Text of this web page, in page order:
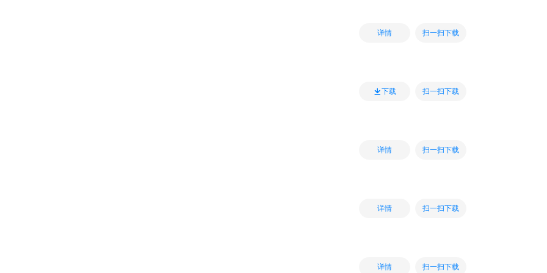
详情 扫一扫下载
下载 扫一扫下载
详情 扫一扫下载
详情 扫一扫下载
详情 扫一扫下载